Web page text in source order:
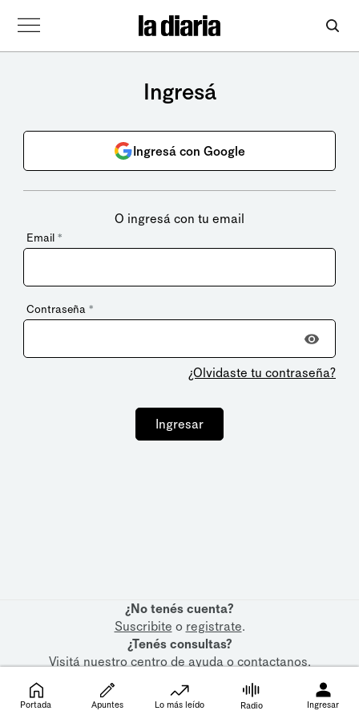
Ingresá
Ingresá con Google
O ingresá con tu email
Email *
Contraseña *
¿Olvidaste tu contraseña?
Ingresar
¿No tenés cuenta?
Suscribite o registrate.
¿Tenés consultas?
Visitá nuestrocentro de ayudaocontactanos.
Portada Apuntes Lo más leído Radio Ingresar